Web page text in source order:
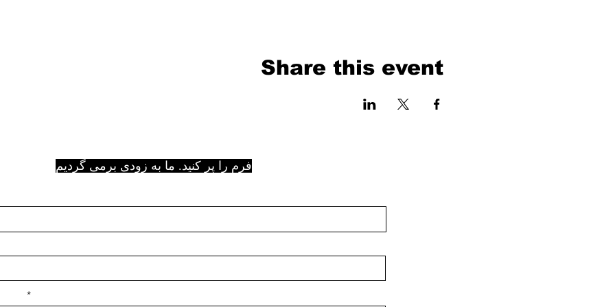
Share this event
فرم را پر کنید. ما به زودی برمی گردیم